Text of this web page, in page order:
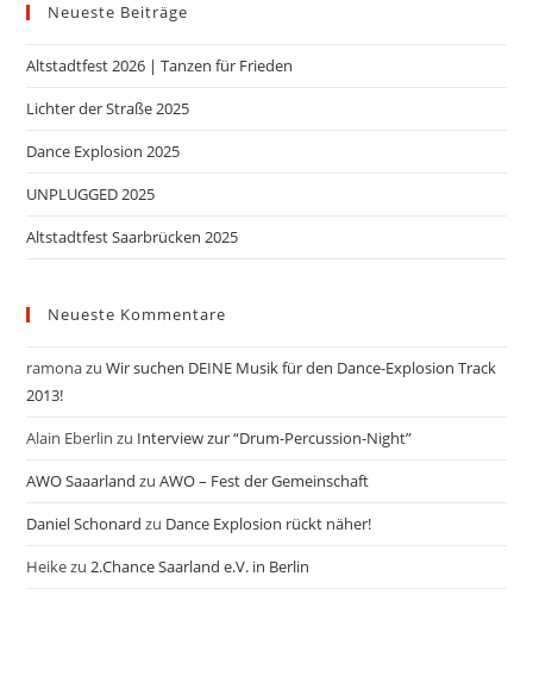
Neueste Beiträge
Altstadtfest 2026 | Tanzen für Frieden
Lichter der Straße 2025
Dance Explosion 2025
UNPLUGGED 2025
Altstadtfest Saarbrücken 2025
Neueste Kommentare
ramonazuWir suchen DEINE Musik für den Dance-Explosion Track
2013!
Alain Eberlin zu Interview zur “Drum-Percussion-Night”
AWO Saaarland zuAWO – Fest der Gemeinschaft
Daniel Schonard zu Dance Explosion rückt näher!
Heikezu2.Chance Saarland e.V. in Berlin